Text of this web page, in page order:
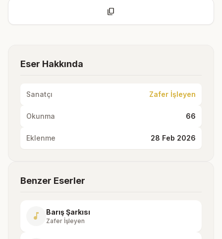
content_copy
Eser Hakkında
Sanatçı Zafer İşleyen
Okunma 66
Eklenme 28 Feb 2026
Benzer Eserler
music_note Barış Şarkısı
Zafer İşleyen